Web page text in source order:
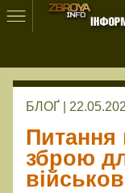
БЛОҐ |
Питання
зброю